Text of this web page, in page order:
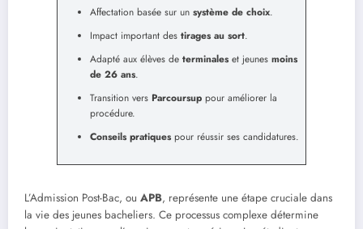
Affectation basée sur un système de choix.
Impact important des tirages au sort.
Adapté aux élèves de terminaleset jeunes moins
de 26 ans.
Transition vers Parcoursup pour améliorer la
procédure.
Conseils pratiquespour réussir ses candidatures.
L’Admission Post-Bac, ou APB, représente une étape cruciale dans
la vie des jeunes bacheliers. Ce processus complexe détermine